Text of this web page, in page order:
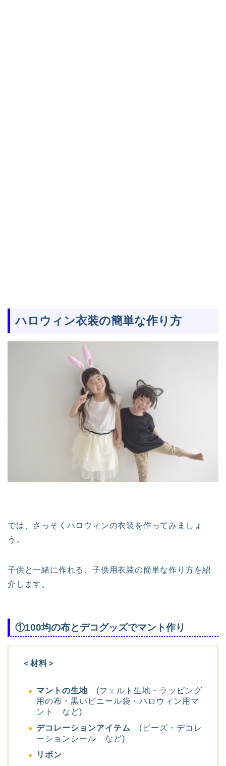
ハロウィン衣装の簡単な作り方
では、さっそくハロウィンの衣装を作ってみましょ
う。
子供と一緒に作れる、子供用衣装の簡単な作り方を紹
介します。
①100均の布とデコグッズでマント作り
＜材料＞
マントの生地 (フェルト生地・ラッピング
用の布・黒いビニール袋・ハロウィン用マ
ント など)
デコレーションアイテム
(ビーズ・デコレ
ーションシール など)
リボン